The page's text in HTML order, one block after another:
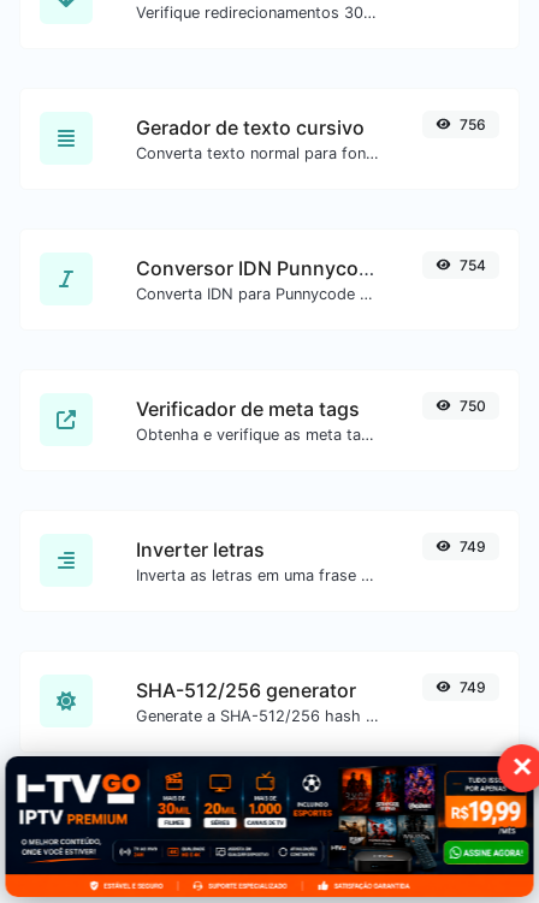
✕
Verifique redirecionamentos 301 e 302 de uma URL específica. Verifica até 10 redirecionamentos.
Gerador de texto cursivo
Converta texto normal para fonte cursiva.
756
Conversor IDN Punnycode
Converta IDN para Punnycode e vice-versa com facilidade.
754
Verificador de meta tags
Obtenha e verifique as meta tags de qualquer site.
750
Inverter letras
Inverta as letras em uma frase ou parágrafo com facilidade.
749
SHA-512/256 generator
Generate a SHA-512/256 hash for any string input.
749
SHA-3/512 generator
Generate a SHA-3/512 hash for any string input.
749